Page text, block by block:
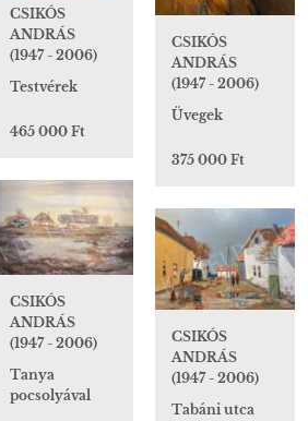
CSIKÓS
ANDRÁS
(1947 - 2006)
Testvérek
465 000 Ft
CSIKÓS
ANDRÁS
(1947 - 2006)
Üvegek
375 000 Ft
CSIKÓS
ANDRÁS
(1947 - 2006)
Tanya
pocsolyával
CSIKÓS
ANDRÁS
(1947 - 2006)
Tabáni utca